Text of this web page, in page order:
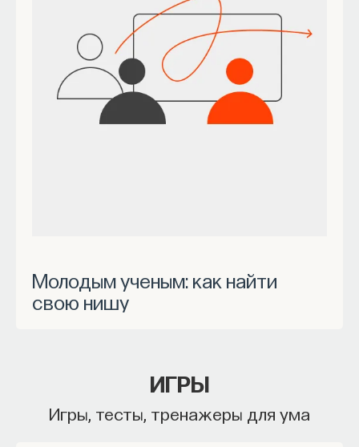
Молодым ученым: как найти
свою нишу
ИГРЫ
Игры, тесты, тренажеры для ума